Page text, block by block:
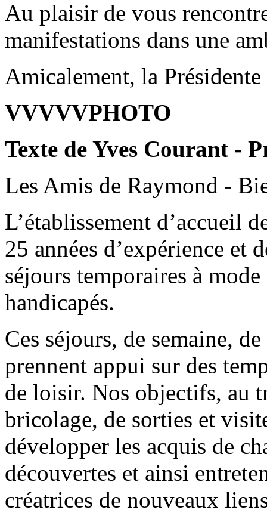
Au plaisir de vous
manifestations dans une
Amicalement, la
VVVVVPHOTO
Texte de Yves Courant -
Les Amis de Raymond -
L’établissement d’accueil
25 années d’expérience et
séjours temporaires à
handicapés.
Ces séjours, de semaine,
prennent appui sur des
de loisir. Nos objectifs, au
bricolage, de sorties et
développer les acquis de
découvertes et ainsi
créatrices de nouveaux